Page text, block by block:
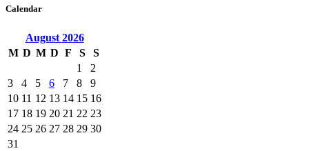
Calendar
August 2026
M D M D F S
S
1
2
3
4 5 6 7 8
9
10 11 12 13 14 15 16
17 18 19 20 21 22 23
24 25 26 27 28 29 30
31